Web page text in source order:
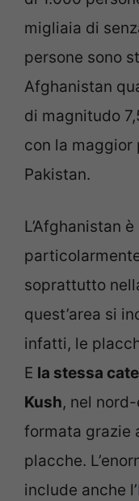
migliaia di
persone sono
Afghanistan
di magnitudo
con la
Pakistan.
L’Afghanistan
soprattutto
quest’area si
infatti, le
E la stessa
Kush, nel
formata grazie
placche.
include anche l’